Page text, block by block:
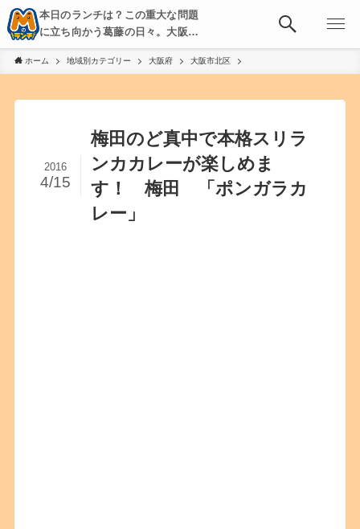
本日のランチは？この重大な問題
に立ち向かう葛藤の日々。大阪・
京都・神戸を中心とした食べ歩
き、飲み歩きを綴る。
ホーム 地域別カテゴリー 大阪府 大阪市北区
梅田のど真中で本格スリラ
ンカカレーが楽しめま
す！ 梅田 「ポンガラカ
レー」
2016
4/15